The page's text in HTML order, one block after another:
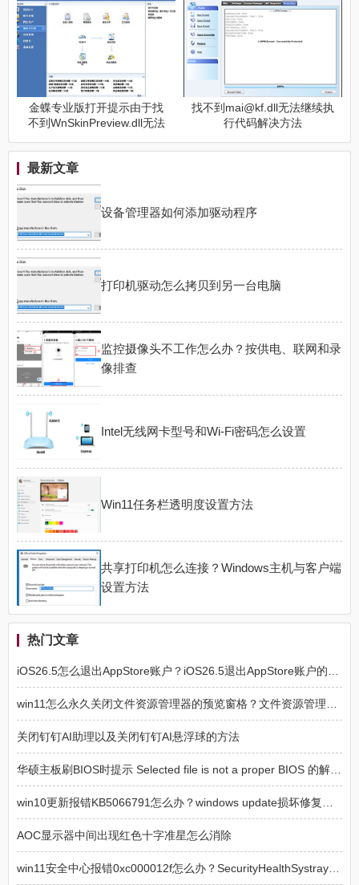
金蝶专业版打开提示由于找
不到WnSkinPreview.dll无法
找不到mai@kf.dll无法继续执
行代码解决方法
最新文章
设备管理器如何添加驱动程序
打印机驱动怎么拷贝到另一台电脑
监控摄像头不工作怎么办？按供电、联网和录
像排查
Intel无线网卡型号和Wi-Fi密码怎么设置
Win11任务栏透明度设置方法
共享打印机怎么连接？Windows主机与客户端
设置方法
热门文章
iOS26.5怎么退出AppStore账户？iOS26.5退出AppStore账户的方法
win11怎么永久关闭文件资源管理器的预览窗格？文件资源管理器预览窗格永久关闭方法
关闭钉钉AI助理以及关闭钉钉AI悬浮球的方法
华硕主板刷BIOS时提示 Selected file is not a proper BIOS 的解决方法
win10更新报错KB5066791怎么办？windows update损坏修复方法
AOC显示器中间出现红色十字准星怎么消除
win11安全中心报错0xc000012f怎么办？SecurityHealthSystray损坏修复